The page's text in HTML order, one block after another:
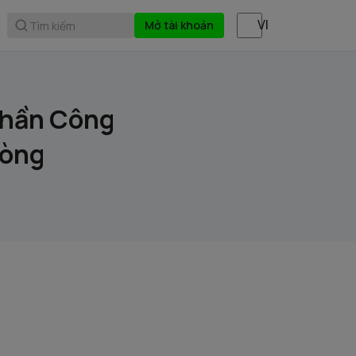
Tìm kiếm Mở tài khoản
Công